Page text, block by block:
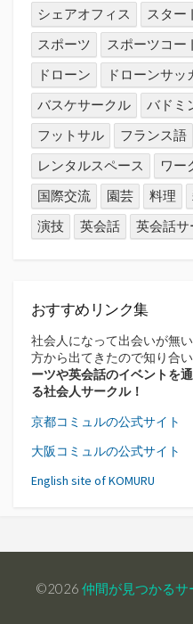
シェアオフィス
スター
スポーツ
スポーツコー
ドローン
ドローンサッ
バスケサークル
バドミ
フットサル
フランス語
レンタルスペース
ワー
国際交流
園芸 料理
演技
英会話 英会話
おすすめリンク集
社会人になって出会いが無
方から出てきたので知り合
ーツや英会話のイベントを
る社会人サークル！
京都コミュルの公式サイト
大阪コミュルの公式サイト
English site of KOMURU
©2026 仲間が見つかるサ